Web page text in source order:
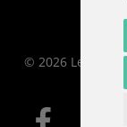
© 2026 Le
facebook